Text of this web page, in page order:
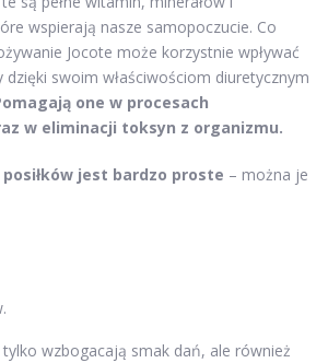
wspierają nasze samopoczucie. Co
Jocote może korzystnie wpływać
dzięki swoim właściwościom diuretycznym
one w procesach
w eliminacji toksyn z organizmu.
jest bardzo proste – można je
tylko wzbogacają smak dań, ale również